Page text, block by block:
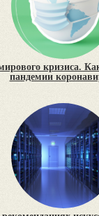
кризиса.
пандемии